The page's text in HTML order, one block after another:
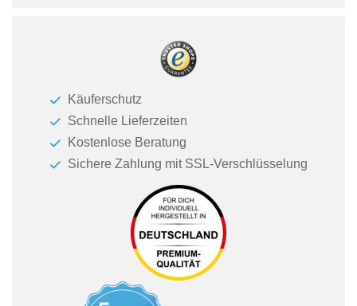
Käuferschutz
Schnelle Lieferzeiten
Kostenlose Beratung
Sichere Zahlung mit SSL-Verschlüsselung